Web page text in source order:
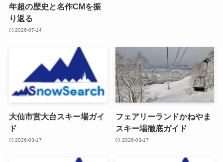
年超の歴史と名作CMを振
り返る
2026-07-14
大仙市営大台スキー場ガイ
ド
2026-03-17
フェアリーランドかねやま
スキー場徹底ガイド
2026-03-17